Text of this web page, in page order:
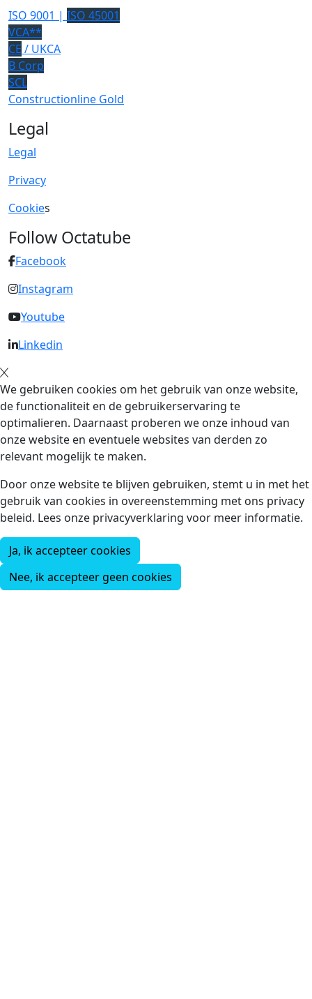
ISO 9001 | ISO 45001
VCA**
CE / UKCA
B Corp
SCL
Constructionline Gold
Legal
Legal
Privacy
Cookies
Follow Octatube
Facebook
Instagram
Youtube
Linkedin
We gebruiken cookies om het gebruik van onze website,
de functionaliteit en de gebruikerservaring te
optimalieren. Daarnaast proberen we onze inhoud van
onze website en eventuele websites van derden zo
relevant mogelijk te maken.
Door onze website te blijven gebruiken, stemt u in met het
gebruik van cookies in overeenstemming met ons privacy
beleid. Lees onze privacyverklaring voor meer informatie.
Ja, ik accepteer cookies
Nee, ik accepteer geen cookies